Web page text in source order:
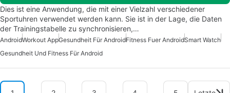
Dies ist eine Anwendung, die mit einer Vielzahl verschiedener
Sportuhren verwendet werden kann. Sie ist in der Lage, die Daten
der Trainingstabelle zu synchronisieren,…
AndroidWorkout AppGesundheit Für AndroidFitness Fuer AndroidSmart Watch
Gesundheit Und Fitness Für Android